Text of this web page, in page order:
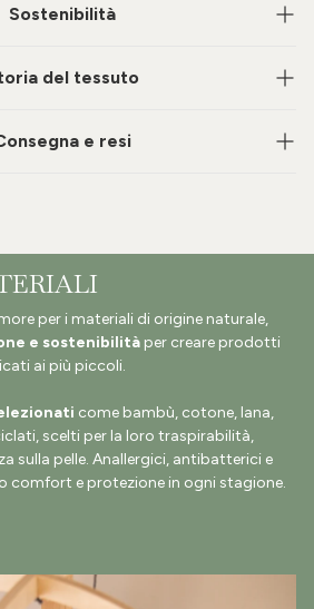
Sostenibilità
del tessuto
e resi
per i materiali di origine naturale,
e sostenibilità per creare prodotti
ai più piccoli.
come bambù, cotone, lana,
scelti per la loro traspirabilità,
sulla pelle. Anallergici, antibatterici e
e protezione in ogni stagione.